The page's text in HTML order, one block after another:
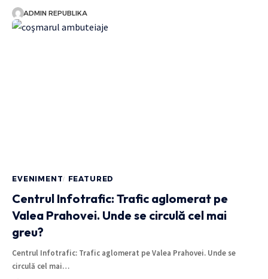
ADMIN REPUBLIKA
EVENIMENT FEATURED
Centrul Infotrafic: Trafic aglomerat pe
Valea Prahovei. Unde se circulă cel mai
greu?
Centrul Infotrafic: Trafic aglomerat pe Valea Prahovei. Unde se
circulă cel mai…